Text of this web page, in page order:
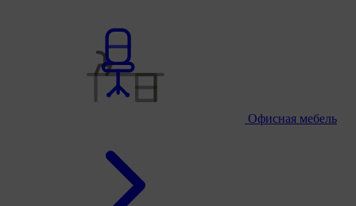
Офисная мебель